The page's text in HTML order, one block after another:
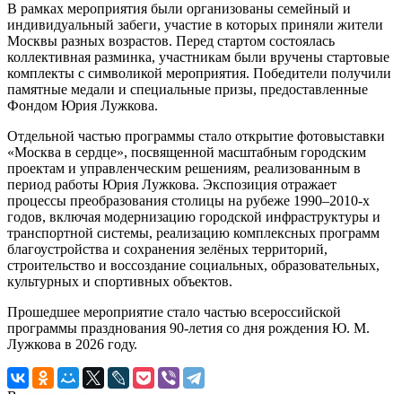
В рамках мероприятия были организованы семейный и
индивидуальный забеги, участие в которых приняли жители
Москвы разных возрастов. Перед стартом состоялась
коллективная разминка, участникам были вручены стартовые
комплекты с символикой мероприятия. Победители получили
памятные медали и специальные призы, предоставленные
Фондом Юрия Лужкова.
Отдельной частью программы стало открытие фотовыставки
«Москва в сердце», посвященной масштабным городским
проектам и управленческим решениям, реализованным в
период работы Юрия Лужкова. Экспозиция отражает
процессы преобразования столицы на рубеже 1990–2010-х
годов, включая модернизацию городской инфраструктуры и
транспортной системы, реализацию комплексных программ
благоустройства и сохранения зелёных территорий,
строительство и воссоздание социальных, образовательных,
культурных и спортивных объектов.
Прошедшее мероприятие стало частью всероссийской
программы празднования 90-летия со дня рождения Ю. М.
Лужкова в 2026 году.